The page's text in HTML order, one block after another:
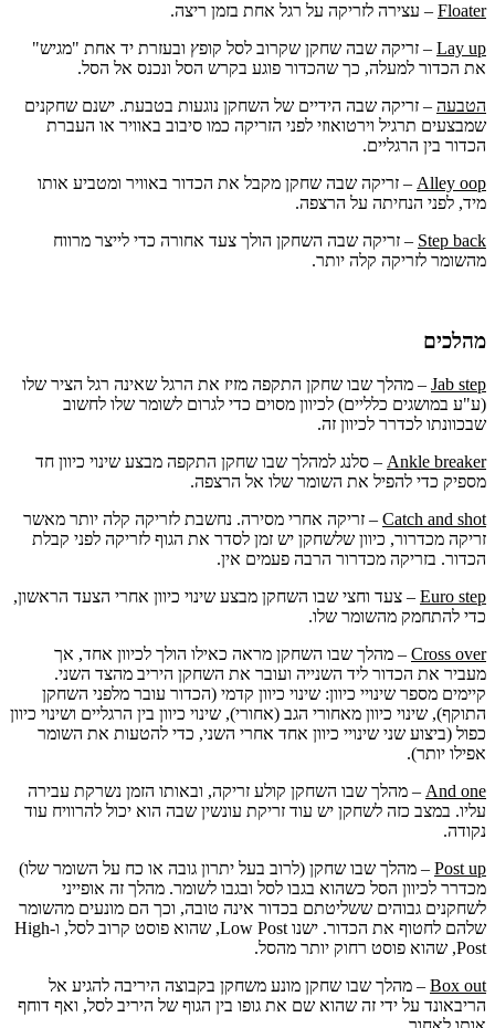
Floater – עצירה לזריקה על רגל אחת בזמן ריצה.
Lay up – זריקה שבה שחקן שקרוב לסל קופץ ובעזרת יד אחת "מגיש"
את הכדור למעלה, כך שהכדור פוגע בקרש הסל ונכנס אל הסל.
הטבעה – זריקה שבה הידיים של השחקן נוגעות בטבעת. ישנם שחקנים
שמבצעים תרגיל וירטואוזי לפני הזריקה כמו סיבוב באוויר או העברת
הכדור בין הרגליים.
Alley oop – זריקה שבה שחקן מקבל את הכדור באוויר ומטביע אותו
מיד, לפני הנחיתה על הרצפה.
Step back – זריקה שבה השחקן הולך צעד אחורה כדי לייצר מרווח
מהשומר לזריקה קלה יותר.
מהלכים
Jab step – מהלך שבו שחקן התקפה מזיז את הרגל שאינה רגל הציר שלו
(ע"ע במושגים כלליים) לכיוון מסוים כדי לגרום לשומר שלו לחשוב
שבכוונתו לכדרר לכיוון זה.
Ankle breaker – סלנג למהלך שבו שחקן התקפה מבצע שינוי כיוון חד
מספיק כדי להפיל את השומר שלו אל הרצפה.
Catch and shot – זריקה אחרי מסירה. נחשבת לזריקה קלה יותר מאשר
זריקה מכדרור, כיוון שלשחקן יש זמן לסדר את הגוף לזריקה לפני קבלת
הכדור. בזריקה מכדרור הרבה פעמים אין.
Euro step – צעד וחצי שבו השחקן מבצע שינוי כיוון אחרי הצעד הראשון,
כדי להתחמק מהשומר שלו.
Cross over – מהלך שבו השחקן מראה כאילו הולך לכיוון אחד, אך
מעביר את הכדור ליד השנייה ועובר את השחקן היריב מהצד השני.
קיימים מספר שינויי כיוון: שינוי כיוון קדמי (הכדור עובר מלפני השחקן
התוקף), שינוי כיוון מאחורי הגב (אחורי), שינוי כיוון בין הרגליים ושינוי כיוון
כפול (ביצוע שני שינויי כיוון אחד אחרי השני, כדי להטעות את השומר
אפילו יותר).
And one – מהלך שבו השחקן קולע זריקה, ובאותו הזמן נשרקת עבירה
עליו. במצב כזה לשחקן יש עוד זריקת עונשין שבה הוא יכול להרוויח עוד
נקודה.
Post up – מהלך שבו שחקן (לרוב בעל יתרון גובה או כח על השומר שלו)
מכדרר לכיוון הסל כשהוא בגבו לסל ובגבו לשומר. מהלך זה אופייני
לשחקנים גבוהים ששליטתם בכדור אינה טובה, וכך הם מונעים מהשומר
שלהם לחטוף את הכדור. ישנו Low Post, שהוא פוסט קרוב לסל, ו-High
Post, שהוא פוסט רחוק יותר מהסל.
Box out – מהלך שבו שחקן מונע משחקן בקבוצה היריבה להגיע אל
הריבאונד על ידי זה שהוא שם את גופו בין הגוף של היריב לסל, ואף דוחף